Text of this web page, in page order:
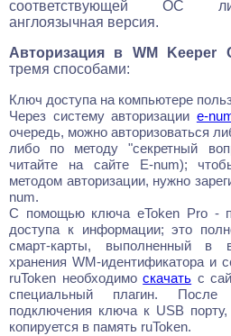
соответствующей ОС
англоязычная версия.
Авторизация в WM Keeper
тремя способами:
Ключ доступа на компьютере
Через систему авторизации e-
очередь, можно авторизоваться
либо по методу "секретный
читайте на сайте E-num);
методом авторизации, нужно
num.
С помощью ключа eToken Pro -
доступа к информации; это
смарт-карты, выполненный в
хранения WM-идентификатора и
ruToken необходимоскачать с
специальный плагин.
подключения ключа к USB
копируется в память ruToken.